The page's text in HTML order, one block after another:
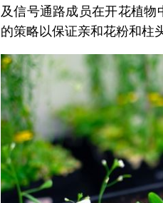
及信号通路成员在开花植
的策略以保证亲和花粉和柱